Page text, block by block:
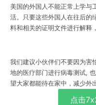
美国的外国人不能正常上学与
活。只要这些外国人在往后的
料和相关的证明文件进行解释
我们建议小伙伴们不要因为害
地的医疗部门进行病毒测试,
望大家都能待在家中，减少外
点击